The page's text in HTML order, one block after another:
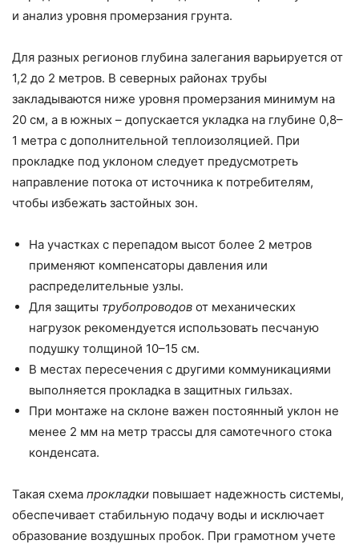
и анализ уровня промерзания грунта.
Для разных регионов глубина залегания варьируется от
1,2 до 2 метров. В северных районах трубы
закладываются ниже уровня промерзания минимум на
20 см, а в южных – допускается укладка на глубине 0,8–
1 метра с дополнительной теплоизоляцией. При
прокладке под уклоном следует предусмотреть
направление потока от источника к потребителям,
чтобы избежать застойных зон.
На участках с перепадом высот более 2 метров
применяют компенсаторы давления или
распределительные узлы.
Для защиты трубопроводов от механических
нагрузок рекомендуется использовать песчаную
подушку толщиной 10–15 см.
В местах пересечения с другими коммуникациями
выполняется прокладка в защитных гильзах.
При монтаже на склоне важен постоянный уклон не
менее 2 мм на метр трассы для самотечного стока
конденсата.
Такая схема прокладки повышает надежность системы,
обеспечивает стабильную подачу воды и исключает
образование воздушных пробок. При грамотном учете